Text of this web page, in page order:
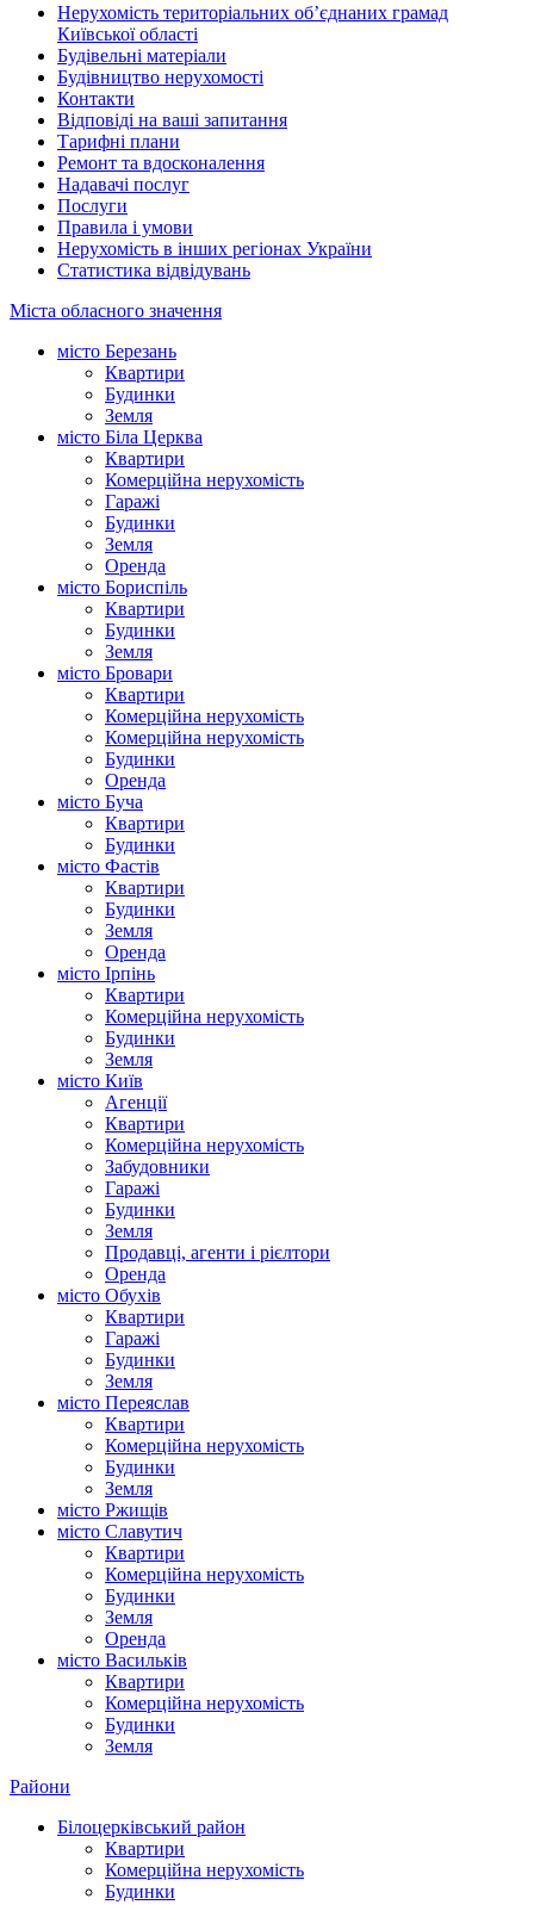
Нерухомість територіальних об’єднаних грамад
Київської області
Будівельні матеріали
Будівництво нерухомості
Контакти
Відповіді на ваші запитання
Тарифні плани
Ремонт та вдосконалення
Надавачі послуг
Послуги
Правила і умови
Нерухомість в інших регіонах України
Статистика відвідувань
Міста обласного значення
місто Березань
Квартири
Будинки
Земля
місто Біла Церква
Квартири
Комерційна нерухомість
Гаражі
Будинки
Земля
Оренда
місто Бориспіль
Квартири
Будинки
Земля
місто Бровари
Квартири
Комерційна нерухомість
Комерційна нерухомість
Будинки
Оренда
місто Буча
Квартири
Будинки
місто Фастів
Квартири
Будинки
Земля
Оренда
місто Ірпінь
Квартири
Комерційна нерухомість
Будинки
Земля
місто Київ
Агенції
Квартири
Комерційна нерухомість
Забудовники
Гаражі
Будинки
Земля
Продавці, агенти і рієлтори
Оренда
місто Обухів
Квартири
Гаражі
Будинки
Земля
місто Переяслав
Квартири
Комерційна нерухомість
Будинки
Земля
місто Ржищів
місто Славутич
Квартири
Комерційна нерухомість
Будинки
Земля
Оренда
місто Василькiв
Квартири
Комерційна нерухомість
Будинки
Земля
Райони
Білоцерківський район
Квартири
Комерційна нерухомість
Будинки